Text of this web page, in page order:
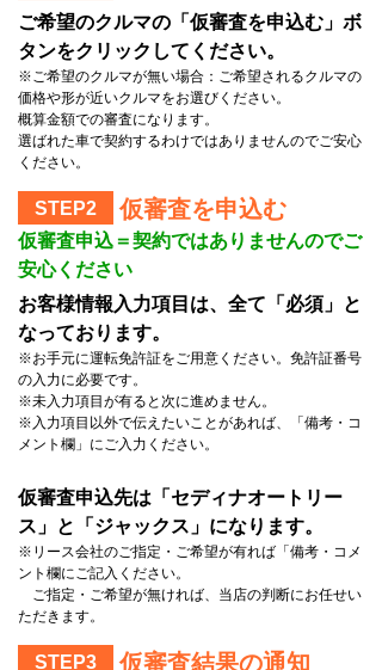
ご希望のクルマの「仮審査を申込む」ボ
タンをクリックしてください。
※ご希望のクルマが無い場合：ご希望されるクルマの
価格や形が近いクルマをお選びください。
概算金額での審査になります。
選ばれた車で契約するわけではありませんのでご安心
ください。
STEP2 仮審査を申込む
仮審査申込＝契約ではありませんのでご
安心ください
お客様情報入力項目は、全て「必須」と
なっております。
※お手元に運転免許証をご用意ください。免許証番号
の入力に必要です。
※未入力項目が有ると次に進めません。
※入力項目以外で伝えたいことがあれば、「備考・コ
メント欄」にご入力ください。
仮審査申込先は「セディナオートリー
ス」と「ジャックス」になります。
※リース会社のご指定・ご希望が有れば「備考・コメ
ント欄にご記入ください。
ご指定・ご希望が無ければ、当店の判断にお任せい
ただきます。
STEP3 仮審査結果の通知